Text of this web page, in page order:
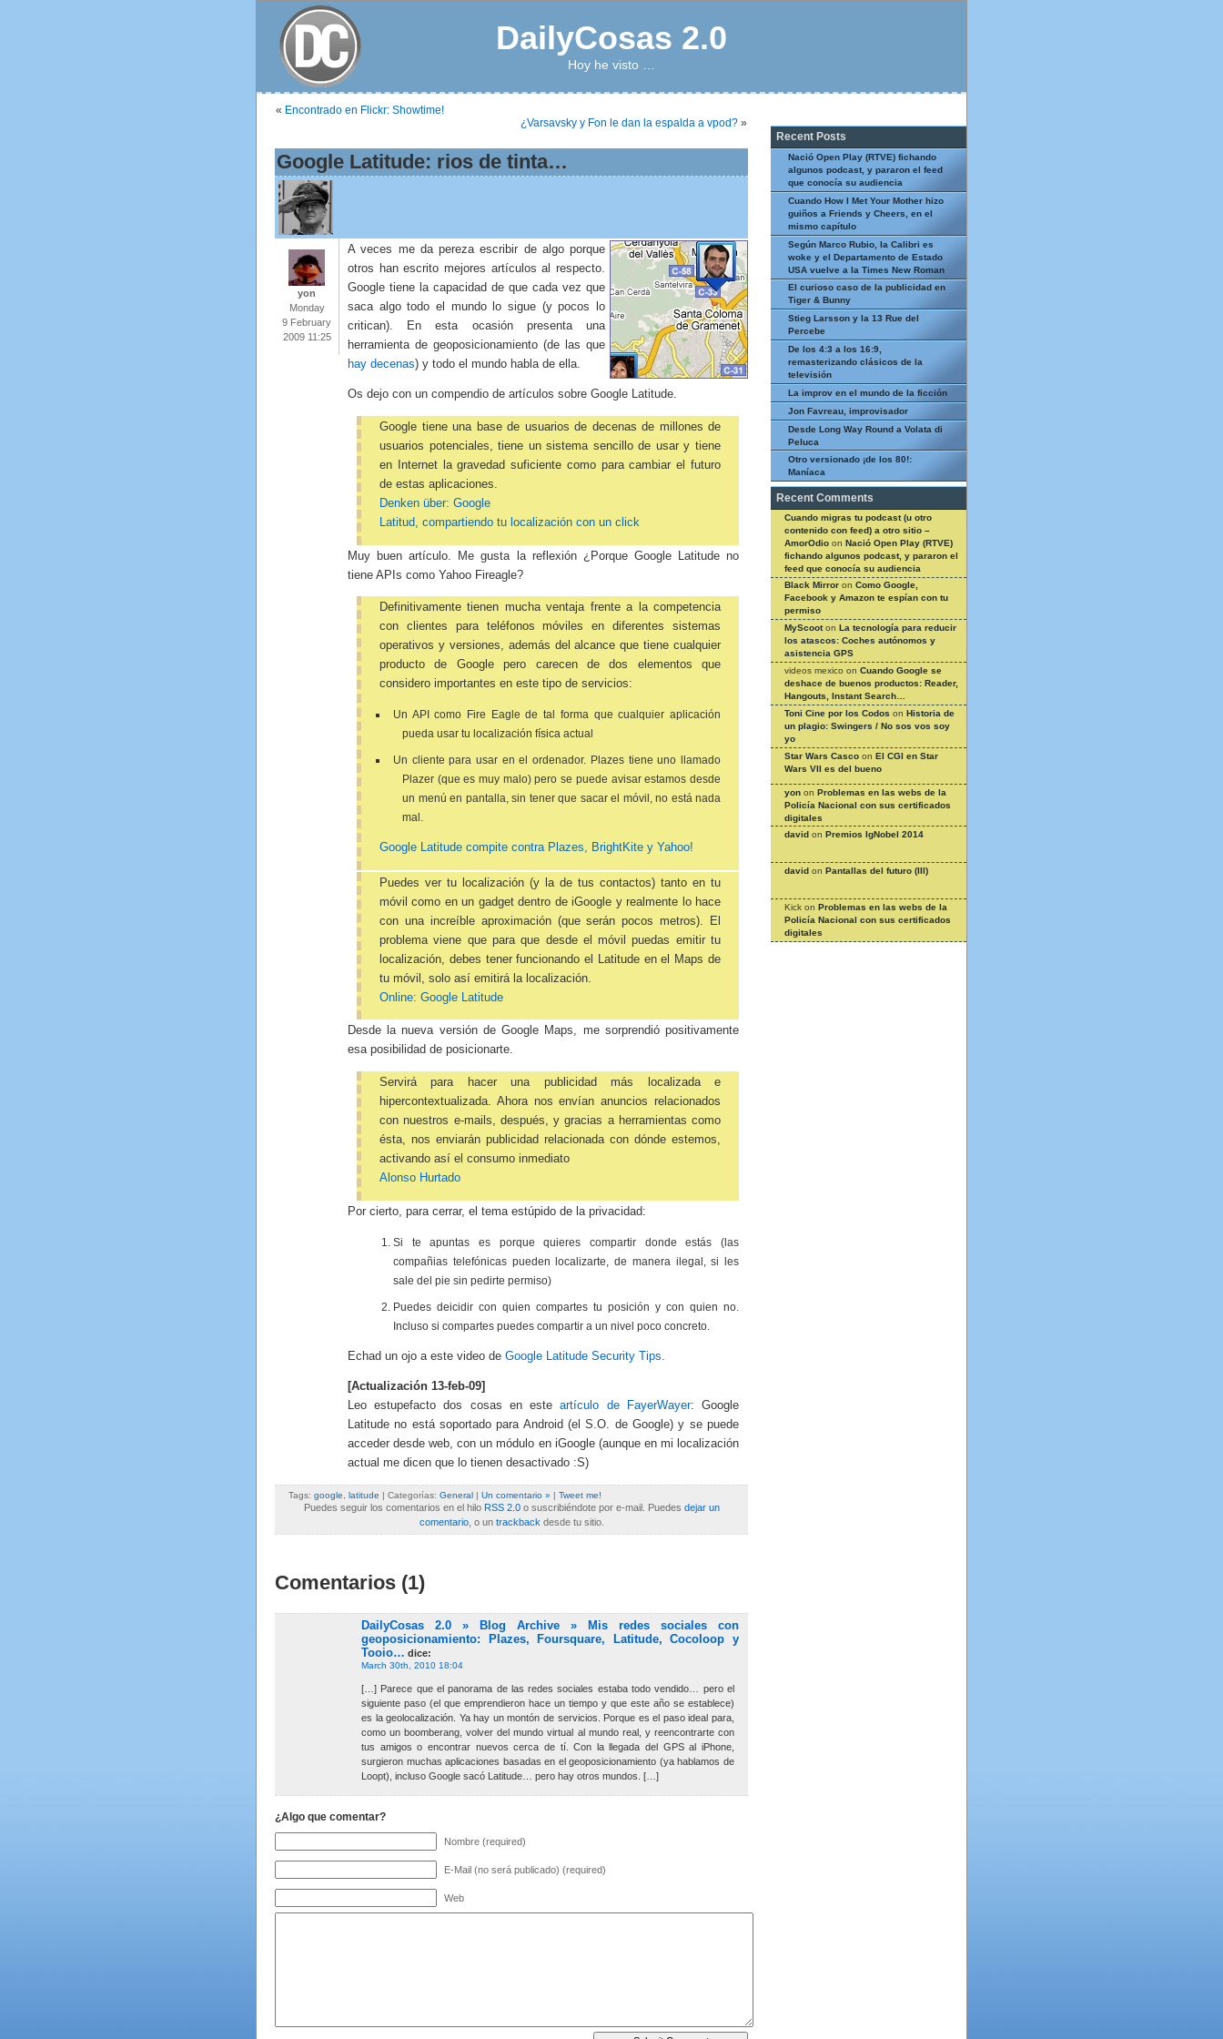
DailyCosas 2.0
Hoy he visto …
« Encontrado en Flickr: Showtime!
¿Varsavsky y Fon le dan la espalda a vpod? »
Google Latitude: rios de tinta…
yon
Monday
9 February
2009 11:25
A veces me da pereza escribir de algo porque
otros han escrito mejores artículos al respecto.
Google tiene la capacidad de que cada vez que
saca algo todo el mundo lo sigue (y pocos lo
critican). En esta ocasión presenta una
herramienta de geoposicionamiento (de las que
hay decenas) y todo el mundo habla de ella.
Os dejo con un compendio de artículos sobre Google Latitude.
Google tiene una base de usuarios de decenas de millones de
usuarios potenciales, tiene un sistema sencillo de usar y tiene
en Internet la gravedad suficiente como para cambiar el futuro
de estas aplicaciones.
Denken über: Google
Latitud, compartiendo tu localización con un click
Muy buen artículo. Me gusta la reflexión ¿Porque Google Latitude no
tiene APIs como Yahoo Fireagle?
Definitivamente tienen mucha ventaja frente a la competencia
con clientes para teléfonos móviles en diferentes sistemas
operativos y versiones, además del alcance que tiene cualquier
producto de Google pero carecen de dos elementos que
considero importantes en este tipo de servicios:
Un API como Fire Eagle de tal forma que cualquier aplicación
pueda usar tu localización física actual
Un cliente para usar en el ordenador. Plazes tiene uno llamado
Plazer (que es muy malo) pero se puede avisar estamos desde
un menú en pantalla, sin tener que sacar el móvil, no está nada
mal.
Google Latitude compite contra Plazes, BrightKite y Yahoo!
Puedes ver tu localización (y la de tus contactos) tanto en tu
móvil como en un gadget dentro de iGoogle y realmente lo hace
con una increíble aproximación (que serán pocos metros). El
problema viene que para que desde el móvil puedas emitir tu
localización, debes tener funcionando el Latitude en el Maps de
tu móvil, solo así emitirá la localización.
Online: Google Latitude
Desde la nueva versión de Google Maps, me sorprendió positivamente
esa posibilidad de posicionarte.
Servirá para hacer una publicidad más localizada e
hipercontextualizada. Ahora nos envían anuncios relacionados
con nuestros e-mails, después, y gracias a herramientas como
ésta, nos enviarán publicidad relacionada con dónde estemos,
activando así el consumo inmediato
Alonso Hurtado
Por cierto, para cerrar, el tema estúpido de la privacidad:
Si te apuntas es porque quieres compartir donde estás (las
compañias telefónicas pueden localizarte, de manera ilegal, si les
sale del pie sin pedirte permiso)
Puedes deicidir con quien compartes tu posición y con quien no.
Incluso si compartes puedes compartir a un nivel poco concreto.
Echad un ojo a este video de Google Latitude Security Tips
[Actualización 13-feb-09]
Leo estupefacto dos cosas en esteartículo de FayerWayer: Google
Latitude no está soportado para Android (el S.O. de Google) y se puede
acceder desde web, con un módulo en iGoogle (aunque en mi localización
actual me dicen que lo tienen desactivado :S)
Tags: google latitude | Categorías: General | Un comentario » | Tweet me!
Puedes seguir los comentarios en el hilo RSS 2.0o suscribiéndote por e-mail. Puedes dejar un
comentario, o un trackback desde tu sitio.
Comentarios (1)
DailyCosas 2.0 » Blog Archive » Mis redes sociales con
geoposicionamiento: Plazes, Foursquare, Latitude, Cocoloop y
Tooio… dice:
March 30th, 2010 18:04
[…] Parece que el panorama de las redes sociales estaba todo vendido… pero el
siguiente paso (el que emprendieron hace un tiempo y que este año se establece)
es la geolocalización. Ya hay un montón de servicios. Porque es el paso ideal para,
como un boomberang, volver del mundo virtual al mundo real, y reencontrarte con
tus amigos o encontrar nuevos cerca de tí. Con la llegada del GPS al iPhone,
surgieron muchas aplicaciones basadas en el geoposicionamiento (ya hablamos de
Loopt), incluso Google sacó Latitude… pero hay otros mundos. […]
¿Algo que comentar?
Nombre (required)
E-Mail (no será publicado) (required)
Web
Recent Posts
Nació Open Play (RTVE) fichando
algunos podcast, y pararon el feed
que conocía su audiencia
Cuando How I Met Your Mother hizo
guiños a Friends y Cheers, en el
mismo capítulo
Según Marco Rubio, la Calibri es
woke y el Departamento de Estado
USA vuelve a la Times New Roman
El curioso caso de la publicidad en
Tiger & Bunny
Stieg Larsson y la 13 Rue del
Percebe
De los 4:3 a los 16:9,
remasterizando clásicos de la
televisión
La improv en el mundo de la ficción
Jon Favreau, improvisador
Desde Long Way Round a Volata di
Peluca
Otro versionado ¡de los 80!:
Maníaca
Recent Comments
Cuando migras tu podcast (u otro
contenido con feed) a otro sitio –
AmorOdio on Nació Open Play (RTVE)
fichando algunos podcast, y pararon el
feed que conocía su audiencia
Black Mirror on Como Google,
Facebook y Amazon te espían con tu
permiso
MyScooton La tecnología para reducir
los atascos: Coches autónomos y
asistencia GPS
videos mexico on Cuando Google se
deshace de buenos productos: Reader,
Hangouts, Instant Search…
Toni Cine por los Codos on Historia de
un plagio: Swingers / No sos vos soy
yo
Star Wars Casco on El CGI en Star
Wars VII es del bueno
yon on Problemas en las webs de la
Policía Nacional con sus certificados
digitales
david on Premios IgNobel 2014
david on Pantallas del futuro (III)
Kick on Problemas en las webs de la
Policía Nacional con sus certificados
digitales